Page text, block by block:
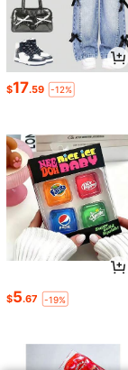
$17.59 -12%
$5.67 -19%